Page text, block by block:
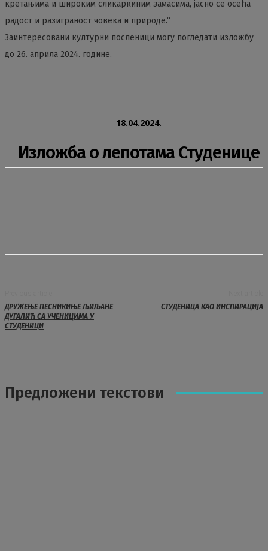
18.04.2024.
Изложба о лепотама Студенице
кретањима и широким сликаркиним замасима, јасно се осећа
радост и разиграност човека и природе.“
Заинтересовани културни посленици могу погледати изложбу
до 26. априла 2024. године.
ДРУЖЕЊЕ ПЕСНИКИЊЕ ЉИЉАНЕ
ДУГАЛИЋ СА УЧЕНИЦИМА У
СТУДЕНИЦИ
СТУДЕНИЦА КАО ИНСПИРАЦИЈА
Предложени текстови